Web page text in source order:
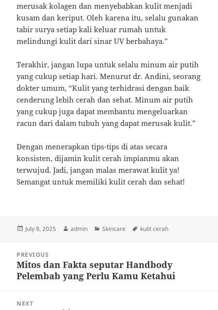
merusak kolagen dan menyebabkan kulit menjadi
kusam dan keriput. Oleh karena itu, selalu gunakan
tabir surya setiap kali keluar rumah untuk
melindungi kulit dari sinar UV berbahaya.”
Terakhir, jangan lupa untuk selalu minum air putih
yang cukup setiap hari. Menurut dr. Andini, seorang
dokter umum, “Kulit yang terhidrasi dengan baik
cenderung lebih cerah dan sehat. Minum air putih
yang cukup juga dapat membantu mengeluarkan
racun dari dalam tubuh yang dapat merusak kulit.”
Dengan menerapkan tips-tips di atas secara
konsisten, dijamin kulit cerah impianmu akan
terwujud. Jadi, jangan malas merawat kulit ya!
Semangat untuk memiliki kulit cerah dan sehat!
Posted
July 8, 2025 Author
admin Categories
Skincare Tags
kulit cerah
navigation
PREVIOUS
Previous
post:
Mitos dan Fakta seputar Handbody
Pelembab yang Perlu Kamu Ketahui
NEXT